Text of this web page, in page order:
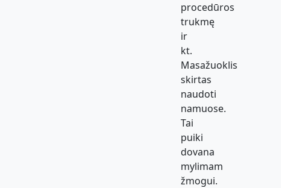
procedūros
trukmę
ir
kt.
Masažuoklis
skirtas
naudoti
namuose.
Tai
puiki
dovana
mylimam
žmogui.